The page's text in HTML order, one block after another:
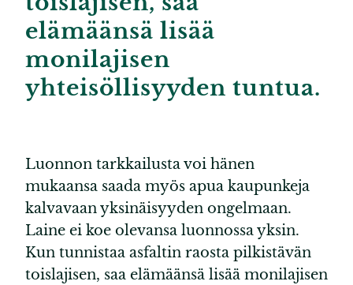
elämäänsä lisää
monilajisen
yhteisöllisyyden tuntua.
Luonnon tarkkailusta voi hänen
mukaansa saada myös apua kaupunkeja
kalvavaan yksinäisyyden ongelmaan.
Laine ei koe olevansa luonnossa yksin.
Kun tunnistaa asfaltin raosta pilkistävän
toislajisen, saa elämäänsä lisää monilajisen